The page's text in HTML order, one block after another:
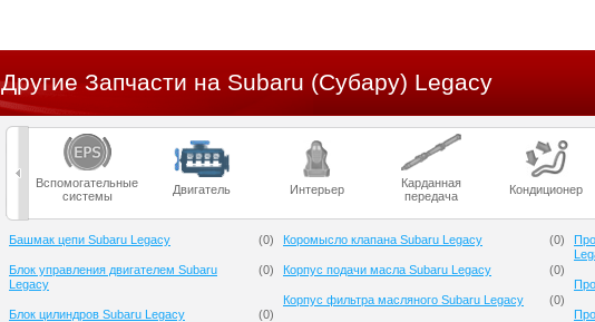
Другие Запчасти на Subaru (Субару) Legacy
Вспомогательные
системы
Двигатель Интерьер
Карданная
передача
Кондиционер
Башмак цепи Subaru Legacy (0)
Блок управления двигателем Subaru
Legacy
(0)
Блок цилиндров Subaru Legacy (0)
Коромысло клапана Subaru Legacy (0)
Корпус подачи масла Subaru Legacy (0)
Корпус фильтра масляного Subaru Legacy (0)